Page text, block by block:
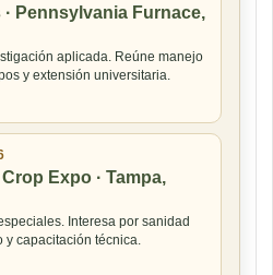
Pennsylvania Furnace,
aplicada. Reúne manejo
y extensión universitaria.
Expo · Tampa,
Interesa por sanidad
y capacitación técnica.